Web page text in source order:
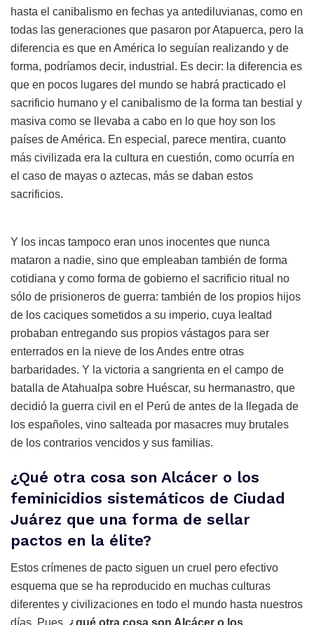
hasta el canibalismo en fechas ya antediluvianas, como en
todas las generaciones que pasaron por Atapuerca, pero la
diferencia es que en América lo seguían realizando y de
forma, podríamos decir, industrial. Es decir: la diferencia es
que en pocos lugares del mundo se habrá practicado el
sacrificio humano y el canibalismo de la forma tan bestial y
masiva como se llevaba a cabo en lo que hoy son los
países de América. En especial, parece mentira, cuanto
más civilizada era la cultura en cuestión, como ocurría en
el caso de mayas o aztecas, más se daban estos
sacrificios.
Y los incas tampoco eran unos inocentes que nunca
mataron a nadie, sino que empleaban también de forma
cotidiana y como forma de gobierno el sacrificio ritual no
sólo de prisioneros de guerra: también de los propios hijos
de los caciques sometidos a su imperio, cuya lealtad
probaban entregando sus propios vástagos para ser
enterrados en la nieve de los Andes entre otras
barbaridades. Y la victoria a sangrienta en el campo de
batalla de Atahualpa sobre Huéscar, su hermanastro, que
decidió la guerra civil en el Perú de antes de la llegada de
los españoles, vino salteada por masacres muy brutales
de los contrarios vencidos y sus familias.
¿Qué otra cosa son Alcácer o los
feminicidios sistemáticos de Ciudad
Juárez que una forma de sellar
pactos en la élite?
Estos crímenes de pacto siguen un cruel pero efectivo
esquema que se ha reproducido en muchas culturas
diferentes y civilizaciones en todo el mundo hasta nuestros
días. Pues, ¿qué otra cosa son Alcácer o los